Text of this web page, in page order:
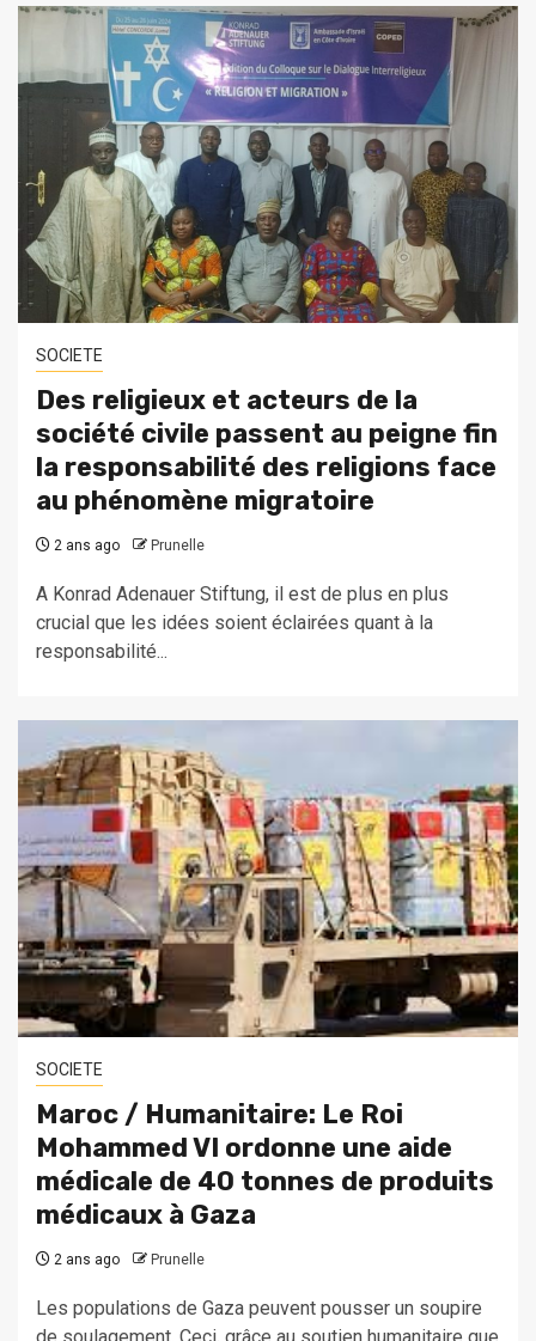
SOCIETE
Des religieux et acteurs de la
société civile passent au peigne fin
la responsabilité des religions face
au phénomène migratoire
2 ans ago Prunelle
A Konrad Adenauer Stiftung, il est de plus en plus
crucial que les idées soient éclairées quant à la
responsabilité...
SOCIETE
Maroc / Humanitaire: Le Roi
Mohammed VI ordonne une aide
médicale de 40 tonnes de produits
médicaux à Gaza
2 ans ago Prunelle
Les populations de Gaza peuvent pousser un soupire